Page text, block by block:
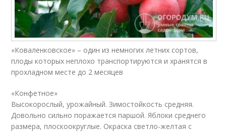
«Коваленковское» – один из немногих летних сортов,
плоды которых неплохо транспортируются и хранятся в
прохладном месте до 2 месяцев
«Конфетное»
Высокорослый, урожайный. Зимостойкость средняя.
Довольно сильно поражается паршой. Яблоки среднего
размера, плоскоокруглые. Окраска светло-желтая с